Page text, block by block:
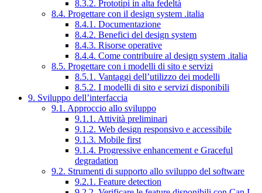
8.3.2. Prototipi in alta fedeltà
8.4. Progettare con il design system .italia
8.4.1. Documentazione
8.4.2. Benefici del design system
8.4.3. Risorse operative
8.4.4. Come contribuire al design system .italia
8.5. Progettare con i modelli di sito e servizi
8.5.1. Vantaggi dell’utilizzo dei modelli
8.5.2. I modelli di sito e servizi disponibili
9. Sviluppo dell’interfaccia
9.1. Approccio allo sviluppo
9.1.1. Attività preliminari
9.1.2. Web design responsivo e accessibile
9.1.3. Mobile first
9.1.4. Progressive enhancement e Graceful
degradation
9.2. Strumenti di supporto allo sviluppo del software
9.2.1. Feature detection